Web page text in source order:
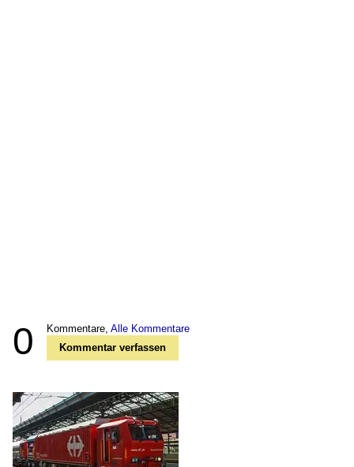
0 Kommentare, Alle Kommentare
Kommentar verfassen